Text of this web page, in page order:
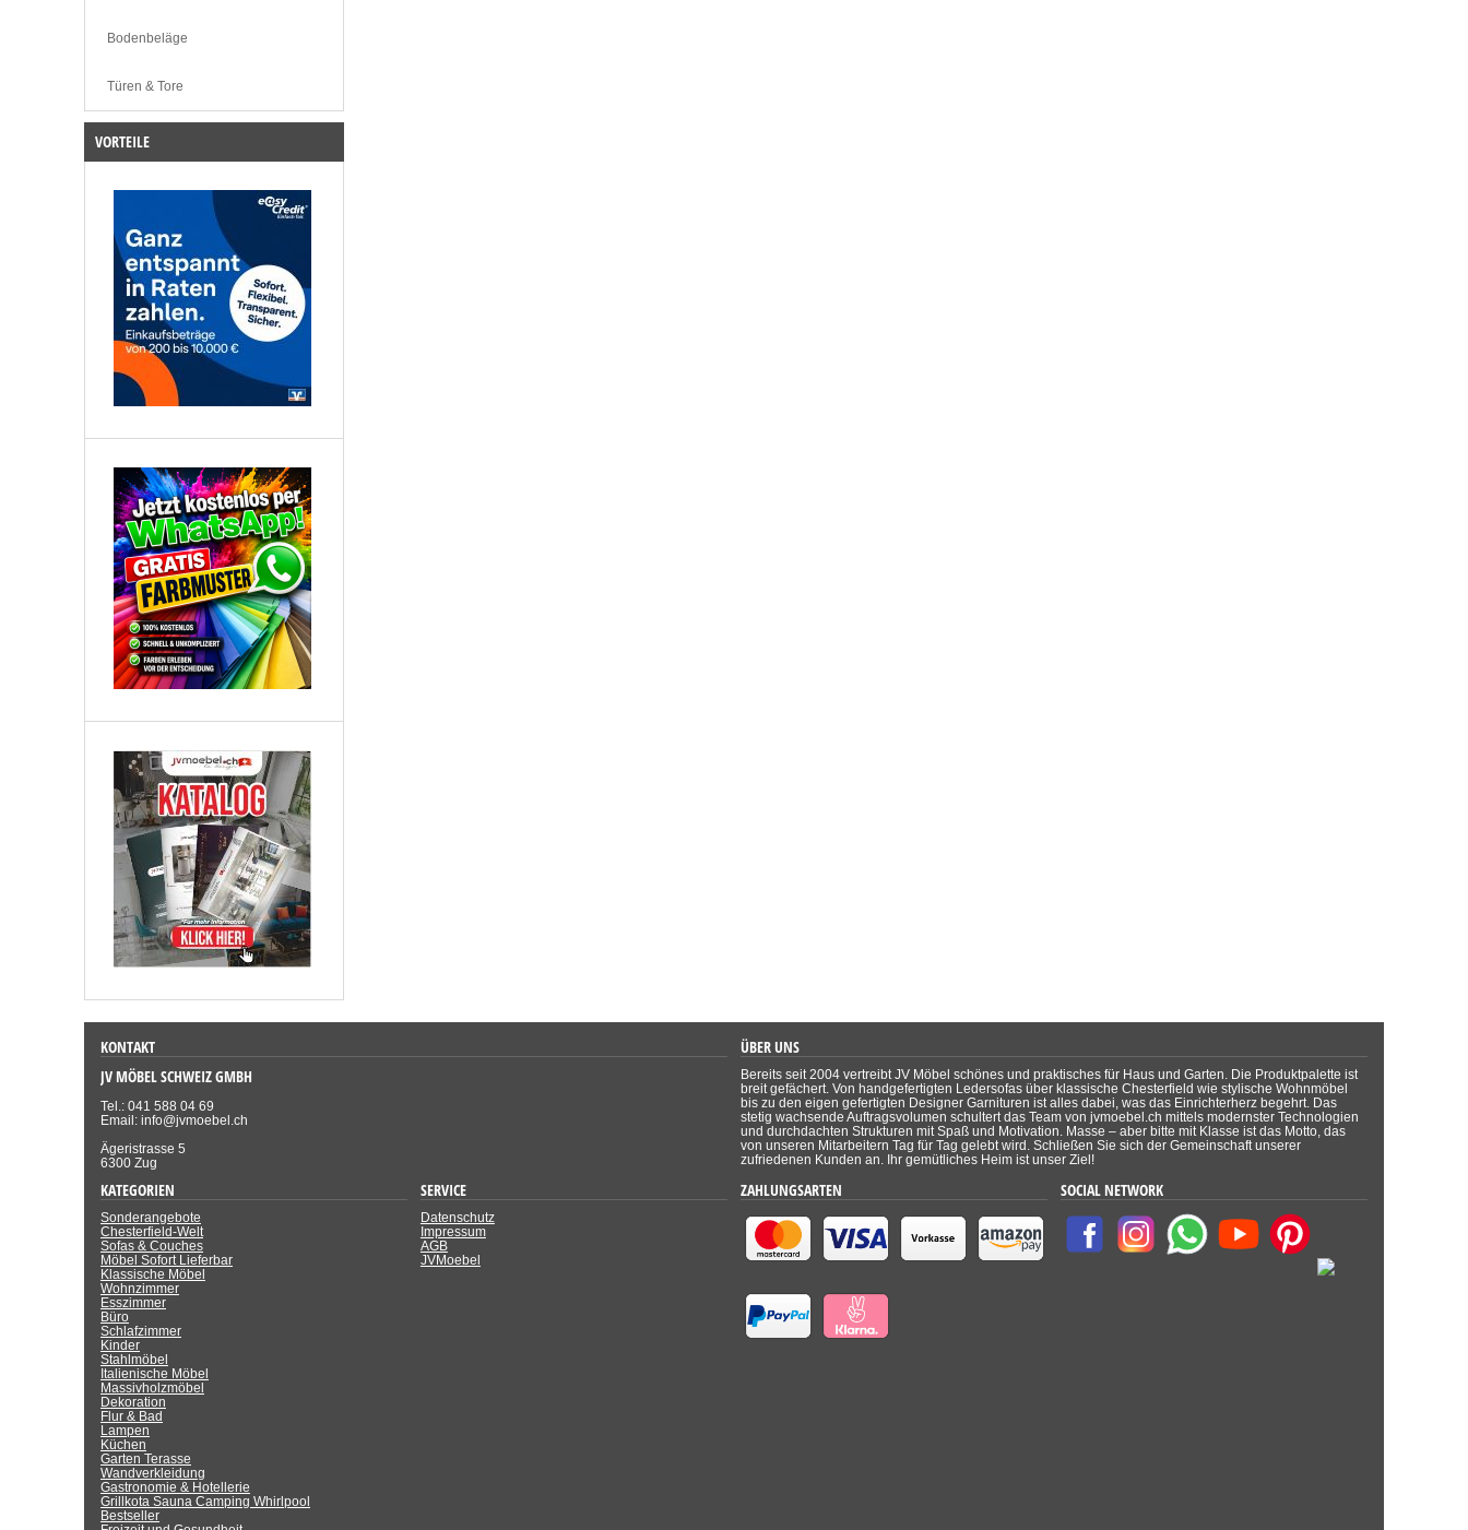
Bodenbeläge
Türen & Tore
VORTEILE
KONTAKT
JV MÖBEL SCHWEIZ GMBH
Tel.: 041 588 04 69
Email: info@jvmoebel.ch
Ägeristrasse 5
6300 Zug
ÜBER UNS
Bereits seit 2004 vertreibt JV Möbel schönes und praktisches für Haus und Garten. Die Produktpalette ist
breit gefächert. Von handgefertigten Ledersofas über klassische Chesterfield wie stylische Wohnmöbel
bis zu den eigen gefertigten Designer Garnituren ist alles dabei, was das Einrichterherz begehrt. Das
stetig wachsende Auftragsvolumen schultert das Team von jvmoebel.ch mittels modernster Technologien
und durchdachten Strukturen mit Spaß und Motivation. Masse – aber bitte mit Klasse ist das Motto, das
von unseren Mitarbeitern Tag für Tag gelebt wird. Schließen Sie sich der Gemeinschaft unserer
zufriedenen Kunden an. Ihr gemütliches Heim ist unser Ziel!
KATEGORIEN
Sonderangebote
Chesterfield-Welt
Sofas & Couches
Möbel Sofort Lieferbar
Klassische Möbel
Wohnzimmer
Esszimmer
Büro
Schlafzimmer
Kinder
Stahlmöbel
Italienische Möbel
Massivholzmöbel
Dekoration
Flur & Bad
Lampen
Küchen
Garten Terasse
Wandverkleidung
Gastronomie & Hotellerie
Grillkota Sauna Camping Whirlpool
Bestseller
SERVICE
Datenschutz
Impressum
AGB
JVMoebel
ZAHLUNGSARTEN SOCIAL NETWORK